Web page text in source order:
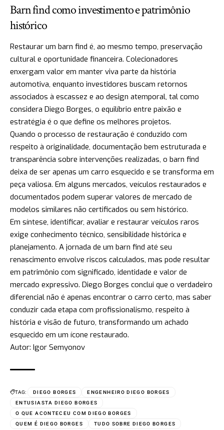
Barn find como investimento e patrimônio
histórico
Restaurar um barn find é, ao mesmo tempo, preservação
cultural e oportunidade financeira. Colecionadores
enxergam valor em manter viva parte da história
automotiva, enquanto investidores buscam retornos
associados à escassez e ao design atemporal, tal como
considera Diego Borges, o equilíbrio entre paixão e
estratégia é o que define os melhores projetos.
Quando o processo de restauração é conduzido com
respeito à originalidade, documentação bem estruturada e
transparência sobre intervenções realizadas, o barn find
deixa de ser apenas um carro esquecido e se transforma em
peça valiosa. Em alguns mercados, veículos restaurados e
documentados podem superar valores de mercado de
modelos similares não certificados ou sem histórico.
Em síntese, identificar, avaliar e restaurar veículos raros
exige conhecimento técnico, sensibilidade histórica e
planejamento. A jornada de um barn find até seu
renascimento envolve riscos calculados, mas pode resultar
em patrimônio com significado, identidade e valor de
mercado expressivo. Diego Borges conclui que o verdadeiro
diferencial não é apenas encontrar o carro certo, mas saber
conduzir cada etapa com profissionalismo, respeito à
história e visão de futuro, transformando um achado
esquecido em um ícone restaurado.
Autor: Igor Semyonov
TAG: DIEGO BORGES
ENGENHEIRO DIEGO BORGES
ENTUSIASTA DIEGO BORGES
O QUE ACONTECEU COM DIEGO BORGES
QUEM É DIEGO BORGES
TUDO SOBRE DIEGO BORGES